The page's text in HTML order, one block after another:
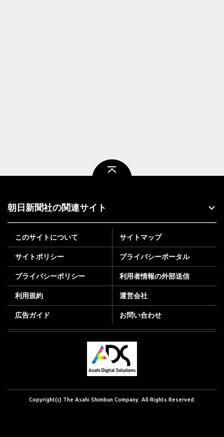
朝日新聞社の関連サイト
このサイトについて サイトマップ
サイトポリシー プライバシーポータル
プライバシーポリシー 利用者情報の外部送信
利用規約 運営会社
広告ガイド お問い合わせ
Copyright(c) The Asahi Shimbun Company. All Rights Reserved.